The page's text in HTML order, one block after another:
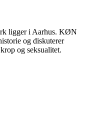
ligger i Aarhus. KØN
og diskuterer
og seksualitet.